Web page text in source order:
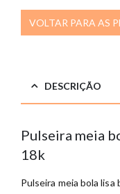
VOLTAR PARA AS
DESCRIÇÃO
Pulseira meia
18k
Pulseira meia bola lisa